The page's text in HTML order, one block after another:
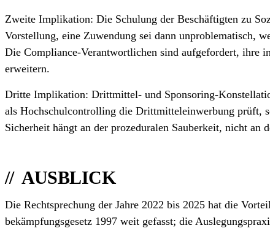
Zweite Implikation: Die Schulung der Beschäftigten zu
Vorstellung, eine Zuwendung sei dann unproblematisch,
Die Compliance-Verantwortlichen sind aufgefordert, ihre
erweitern.
Dritte Implikation: Drittmittel- und Sponsoring-
als Hochschul­controlling die Drittmittel­einwerbung prüft,
Sicherheit hängt an der prozeduralen Sauberkeit, nicht
AUSBLICK
Die Rechtsprechung der Jahre 2022 bis 2025 hat die
bekämpfungs­gesetz 1997 weit gefasst; die